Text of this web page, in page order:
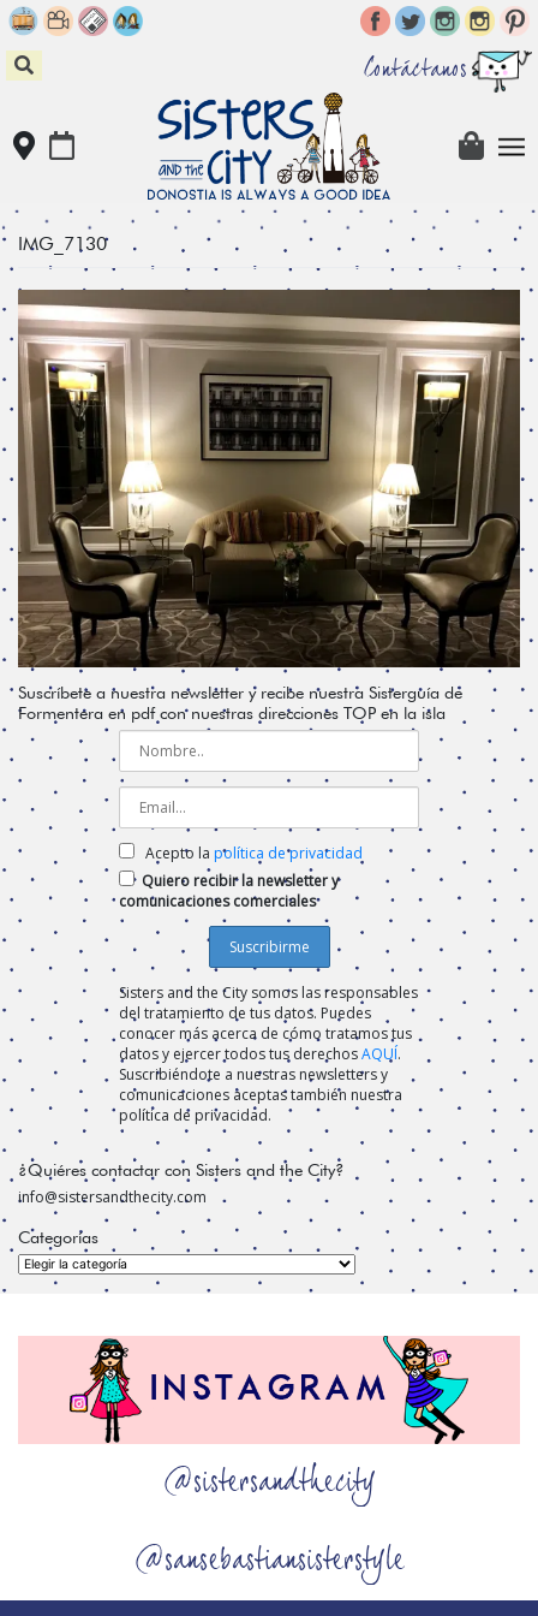
Skip
to
content
Contáctanos
IMG_7130
Suscríbete a nuestra newsletter y recibe nuestra Sisterguía de
Formentera en pdf con nuestras direcciones TOP en la isla
Acepto la política de privacidad
Quiero recibir la newsletter y
comunicaciones comerciales
Sisters and the City somos las responsables
del tratamiento de tus datos. Puedes
conocer más acerca de cómo tratamos tus
datos y ejercer todos tus derechosAQUÍ.
Suscribiéndote a nuestras newsletters y
comunicaciones aceptas también nuestra
política de privacidad.
¿Quiéres contactar con Sisters and the City?
info@sistersandthecity.com
Categorías
Categorías
@sistersandthecity
@sansebastiansisterstyle